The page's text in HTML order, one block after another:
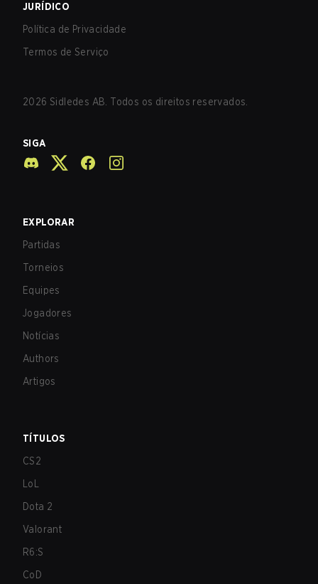
JURÍDICO
Política de Privacidade
Termos de Serviço
2026 Sidledes AB. Todos os direitos reservados.
SIGA
EXPLORAR
Partidas
Torneios
Equipes
Jogadores
Notícias
Authors
Artigos
TÍTULOS
CS2
LoL
Dota 2
Valorant
R6:S
CoD